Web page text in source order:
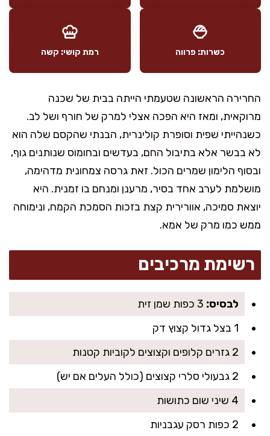
כשרות: פרווה רמת קושי: קשה
החרירה הראשונה שטעמתי הייתה בבית של שכנה
מרוקאית, ומאז היא הפכה אצלי למרק של חורף ושל לב.
כשנהייתי שפית וסופרת קולינרית, הבנתי שהקסם שלה הוא
לא בבשר אלא בתיבול החם, בעדשים ובחומוס שנותנים גוף,
ובסוף הלימון שמרים הכול. זאת גרסה צמחונית מדהימה,
מושלמת לערב אחד בסיר, מרענן ומנחם בו זמנית. היא
יוצאת סמיכה, אוורירית קצת בזכות הסמכת הקמח, ונימוחה
ממש כמו מרק של אמא.
רשימת מרכיבים
לבסיס:
1 בצל גדול קצוץ דק
2 גזרים קלופים וקצוצים לקוביות קטנות
2 גבעולי סלרי קצוצים (כולל העלים אם יש)
4 שיני שום כתושות
2 כפות רסק עגבניות